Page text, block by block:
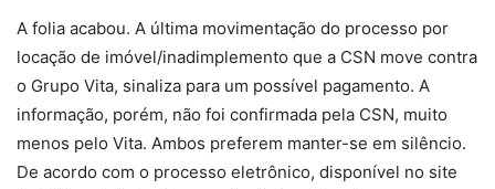
A folia acabou. A última movimentação do processo por
locação de imóvel/inadimplemento que a CSN move contra
o Grupo Vita, sinaliza para um possível pagamento. A
informação, porém, não foi confirmada pela CSN, muito
menos pelo Vita. Ambos preferem manter-se em silêncio.
De acordo com o processo eletrônico, disponível no site